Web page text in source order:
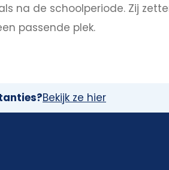
na de schoolperiode. Zij
passende plek.
Bekijk ze hier